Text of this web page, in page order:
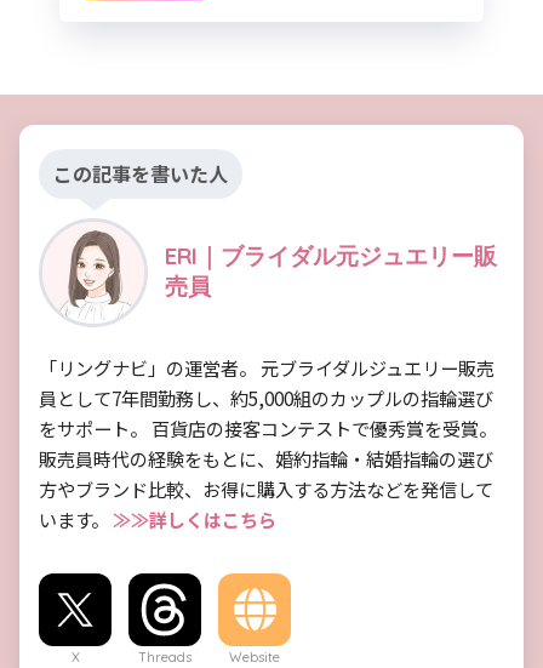
この記事を書いた人
ERI｜ブライダル元ジュエリー販
売員
「リングナビ」の運営者。 元ブライダルジュエリー販売
員として7年間勤務し、約5,000組のカップルの指輪選び
をサポート。 百貨店の接客コンテストで優秀賞を受賞。
販売員時代の経験をもとに、婚約指輪・結婚指輪の選び
方やブランド比較、お得に購入する方法などを発信して
います。 ≫≫詳しくはこちら
X Threads Website